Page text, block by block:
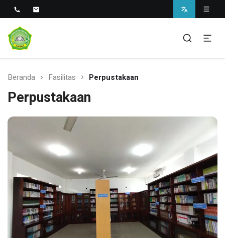
SMAS Unggul Ar Rahman
Sekolah Unggul Berbasis Pesantren di Sukabumi
Beranda Fasilitas Perpustakaan
Perpustakaan